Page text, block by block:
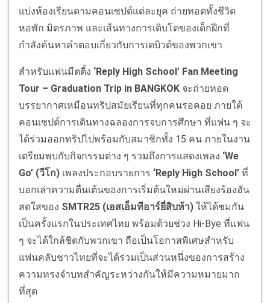
แบ่งห้องเรียนตามคอนเซปต์แต่ละยุค ถ่ายทอดทั้งชีวิต
หอพัก มิตรภาพ และเส้นทางการเติบโตของเด็กฝึกที่
กำลังค้นหาคำตอบเกี่ยวกับการเดบิวต์ของพวกเขา
สำหรับแฟนมีตติ้ง ‘Reply High School’ Fan Meeting
Tour – Graduation Trip in BANGKOK จะถ่ายทอด
บรรยากาศเหมือนทริปสมัยเรียนที่ทุกคนรอคอย ภายใต้
คอนเซปต์การเดินทางฉลองการจบการศึกษา ที่แฟน ๆ จะ
ได้ร่วมออกทริปไปพร้อมกับสมาชิกทั้ง 15 คน ภายในงาน
เตรียมพบกับกิจกรรมต่าง ๆ รวมถึงการแสดงเพลง ‘We
Go’ (วีโก) เพลงประกอบรายการ ‘Reply High School’ ที่
บอกเล่าความตื่นเต้นของการเริ่มต้นใหม่ผ่านเสียงร้องอัน
สดใสของ SMTR25 (เอสเอ็มทีอาร์ยี่สิบห้า) ให้ได้ชมกัน
เป็นครั้งแรกในประเทศไทย พร้อมด้วยช่วง Hi-Bye ที่แฟน
ๆ จะได้ใกล้ชิดกับพวกเขา ถือเป็นโอกาสพิเศษสำหรับ
แฟนคลับชาวไทยที่จะได้ร่วมเป็นส่วนหนึ่งของการสร้าง
ความทรงจำบทสำคัญระหว่างกันให้มีความหมายมาก
ที่สุด